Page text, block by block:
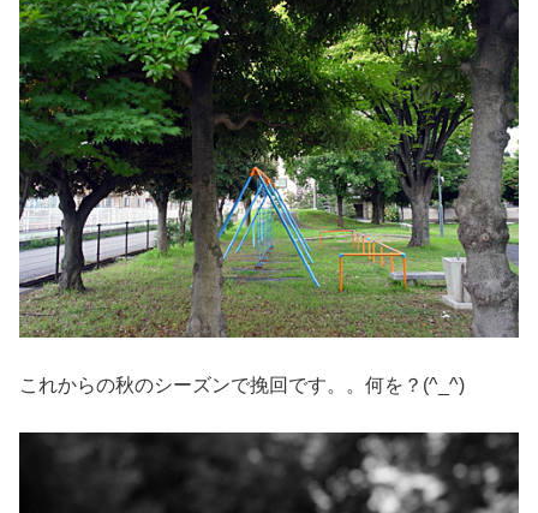
これからの秋のシーズンで挽回です。。何を？(^_^)